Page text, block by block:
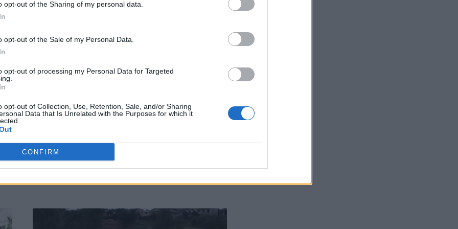
opt-out of the Sharing of my personal data.
opt-out of the Sale of my Personal Data.
opt-out of processing my Personal Data for Targeted
opt-out of Collection, Use, Retention, Sale, and/or Sharing
Data that Is Unrelated with the Purposes for which it
CONFIRM
υπάλληλο που επιχειρούσε στις
Πρωτοφανές περιστατικό κατεγράφη στο Μεσολόγγι χθες
Πέμπτη, οπότε η πόλη πλημμύρισε εξαιτίας της έντονης
βροχόπτωσης, με δημοτικό υπάλληλο να καταλήγει…